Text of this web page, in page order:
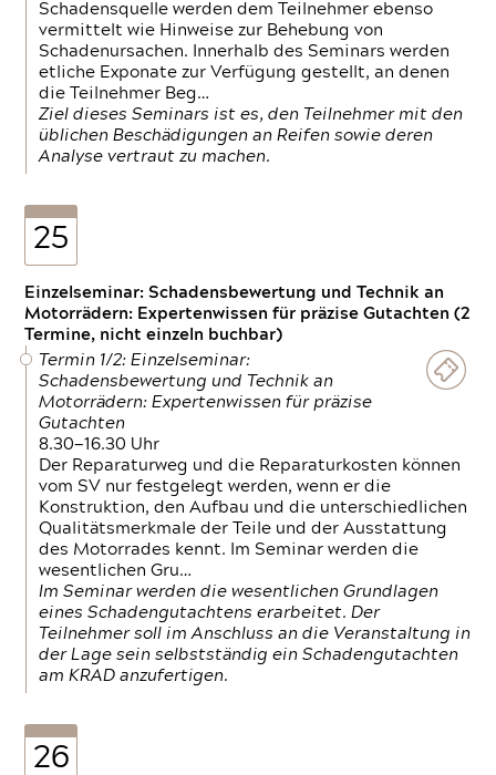
Schadensquelle werden dem Teilnehmer ebenso
vermittelt wie Hinweise zur Behebung von
Schadenursachen. Innerhalb des Seminars werden
etliche Exponate zur Verfügung gestellt, an denen
die Teilnehmer Beg…
Ziel dieses Seminars ist es, den Teilnehmer mit den
üblichen Beschädigungen an Reifen sowie deren
Analyse vertraut zu machen.
25
Einzelseminar: Schadensbewertung und Technik an
Motorrädern: Expertenwissen für präzise Gutachten (2
Termine, nicht einzeln buchbar)
Termin 1/2: Einzelseminar:
Schadensbewertung und Technik an
Motorrädern: Expertenwissen für präzise
Gutachten
8.30—16.30 Uhr
Der Reparaturweg und die Reparaturkosten können
vom SV nur festgelegt werden, wenn er die
Konstruktion, den Aufbau und die unterschiedlichen
Qualitätsmerkmale der Teile und der Ausstattung
des Motorrades kennt. Im Seminar werden die
wesentlichen Gru…
Im Seminar werden die wesentlichen Grundlagen
eines Schadengutachtens erarbeitet. Der
Teilnehmer soll im Anschluss an die Veranstaltung in
der Lage sein selbstständig ein Schadengutachten
am KRAD anzufertigen.
26